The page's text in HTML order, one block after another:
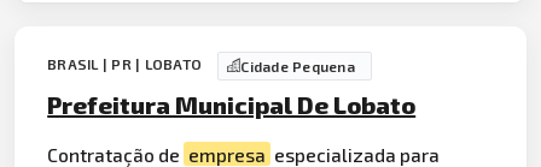
BRASIL | PR | LOBATO Cidade Pequena
Prefeitura Municipal De Lobato
Contratação de empresa especializada para